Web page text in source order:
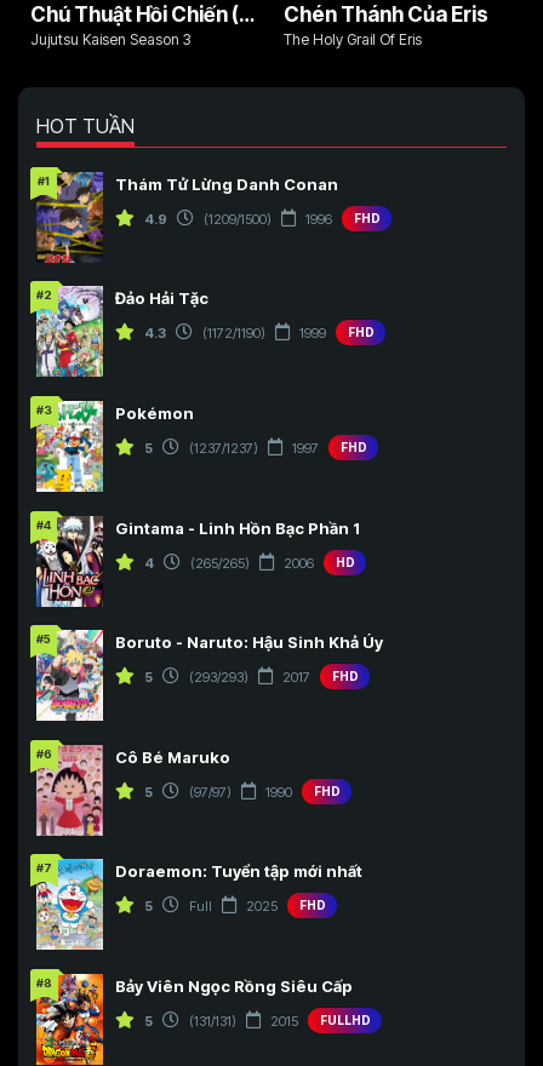
Chú Thuật Hồi Chiến (Phần 3)
Jujutsu Kaisen Season 3
Chén Thánh Của Eris
The Holy Grail Of Eris
HOT TUẦN
#1 Thám Tử Lừng Danh Conan
4.9 (1209/1500) 1996 FHD
#2 Đảo Hải Tặc
4.3 (1172/1190) 1999 FHD
#3 Pokémon
5 (1237/1237) 1997 FHD
#4 Gintama - Linh Hồn Bạc Phần 1
4 (265/265) 2006 HD
#5 Boruto - Naruto: Hậu Sinh Khả Úy
5 (293/293) 2017 FHD
#6 Cô Bé Maruko
5 (97/97) 1990 FHD
#7 Doraemon: Tuyển tập mới nhất
5 Full 2025 FHD
#8 Bảy Viên Ngọc Rồng Siêu Cấp
5 (131/131) 2015 FULLHD